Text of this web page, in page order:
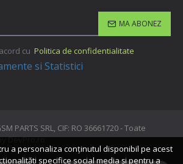
MA ABONEZ
cu Politica de confidentialitate
PARTS SRL, CIF: RO 36661720 - Toate
DevPro.ro
a personaliza conținutul disponibil pe acest
specifice social media și pentru a